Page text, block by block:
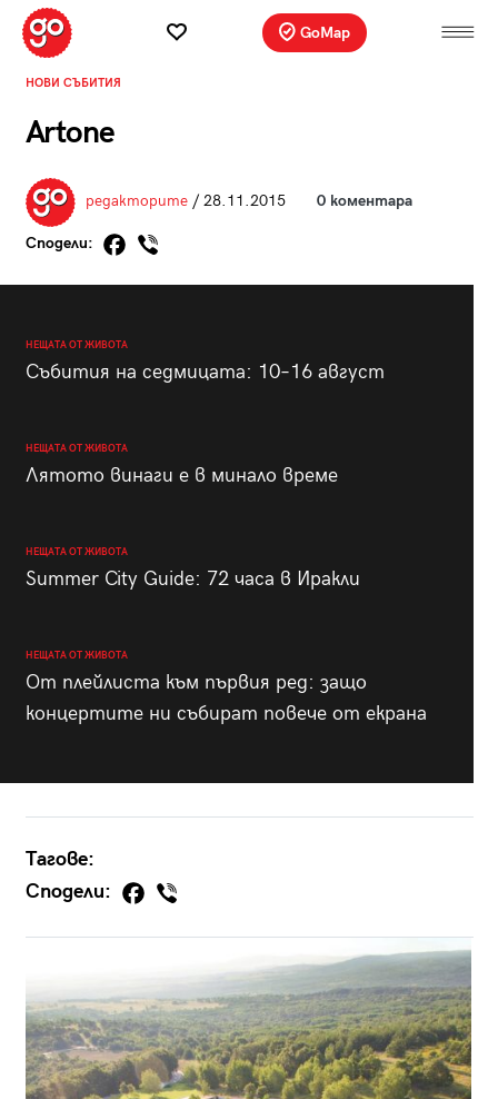
GoMap
НОВИ СЪБИТИЯ
Artone
редакторите/ 28.11.2015 0 коментара
Сподели:
НЕЩАТА ОТ ЖИВОТА
Събития на седмицата: 10–16 август
НЕЩАТА ОТ ЖИВОТА
Лятото винаги е в минало време
НЕЩАТА ОТ ЖИВОТА
Summer City Guide: 72 часа в Иракли
НЕЩАТА ОТ ЖИВОТА
От плейлиста към първия ред: защо
концертите ни събират повече от екрана
Тагове:
Сподели: